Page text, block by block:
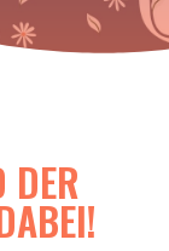
DER